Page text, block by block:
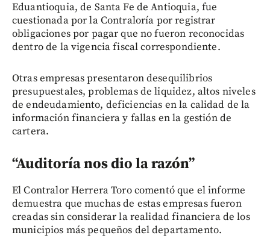
Eduantioquia, de Santa Fe de Antioquia, fue
cuestionada por la Contraloría por registrar
obligaciones por pagar que no fueron reconocidas
dentro de la vigencia fiscal correspondiente.
Otras empresas presentaron desequilibrios
presupuestales, problemas de liquidez, altos niveles
de endeudamiento, deficiencias en la calidad de la
información financiera y fallas en la gestión de
cartera.
“Auditoría nos dio la razón”
El Contralor Herrera Toro comentó que el informe
demuestra que muchas de estas empresas fueron
creadas sin considerar la realidad financiera de los
municipios más pequeños del departamento.